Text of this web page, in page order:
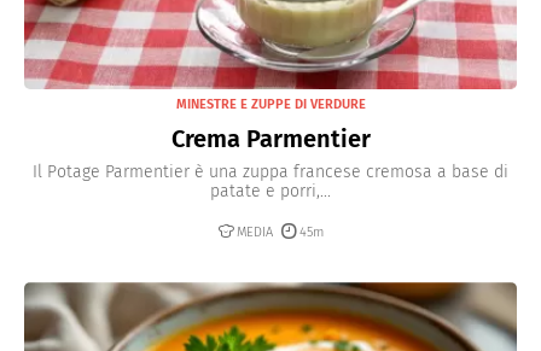
MINESTRE E ZUPPE DI VERDURE
Crema Parmentier
Il Potage Parmentier è una zuppa francese cremosa a base di
patate e porri,...
MEDIA 45m